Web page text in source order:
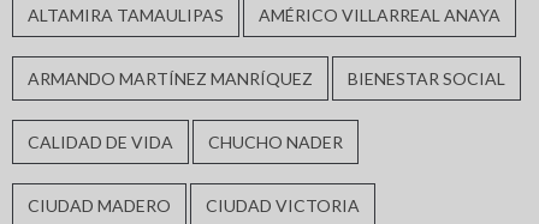
ALTAMIRA TAMAULIPAS AMÉRICO VILLARREAL ANAYA
ARMANDO MARTÍNEZ MANRÍQUEZ BIENESTAR SOCIAL
CALIDAD DE VIDA CHUCHO NADER
CIUDAD MADERO CIUDAD VICTORIA